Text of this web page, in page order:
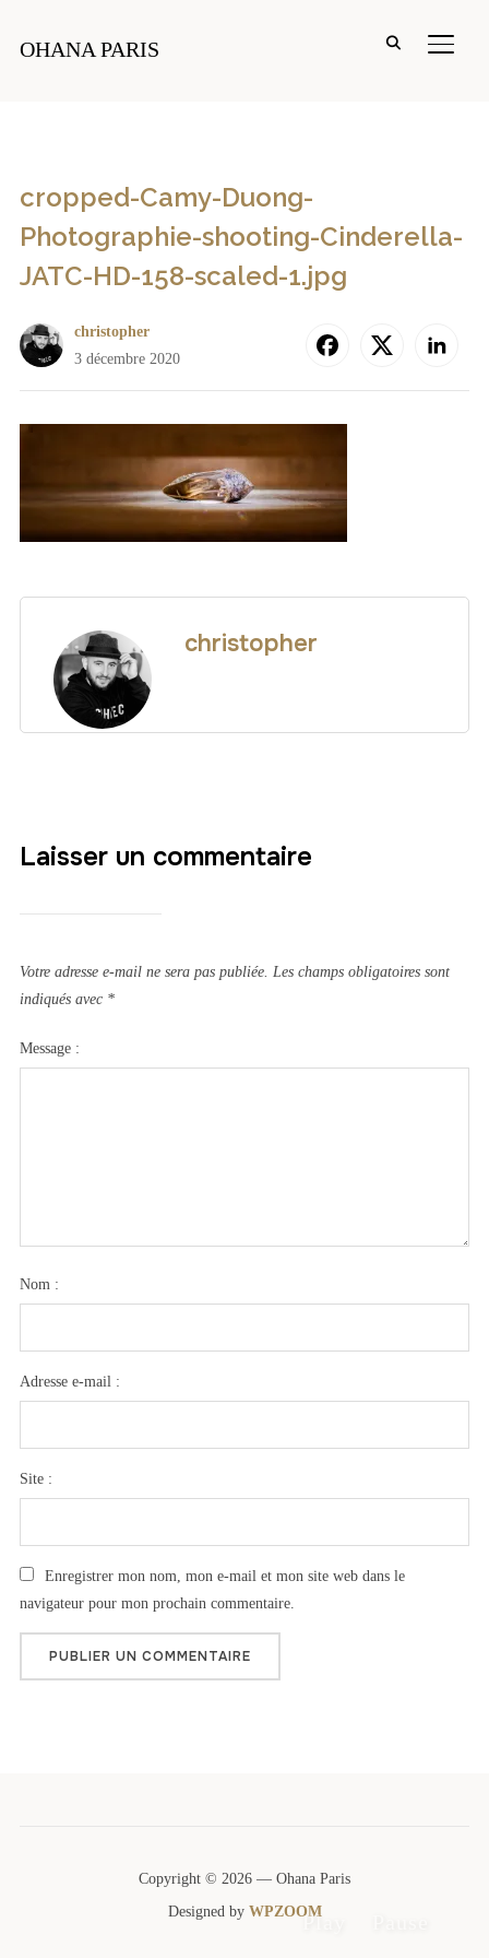
OHANA PARIS
cropped-Camy-Duong-
Photographie-shooting-Cinderella-
JATC-HD-158-scaled-1.jpg
Play
christopher
3 décembre 2020
christopher
Laisser un commentaire
Votre adresse e-mail ne sera pas publiée. Les champs obligatoires sont
indiqués avec *
Message :
Nom :
Adresse e-mail :
Site :
Enregistrer mon nom, mon e-mail et mon site web dans le
navigateur pour mon prochain commentaire.
Copyright © 2026 — Ohana Paris
Designed by WPZOOM